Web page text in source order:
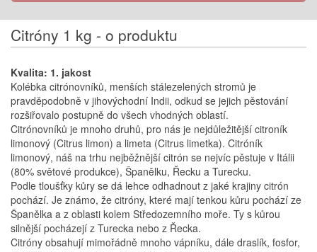
Citróny 1 kg - o produktu
Kvalita: 1. jakost
Kolébka citrónovníků, menších stálezelených stromů je
pravděpodobně v jihovýchodní Indii, odkud se jejich pěstování
rozšiřovalo postupně do všech vhodných oblastí.
Citrónovníků je mnoho druhů, pro nás je nejdůležitější citroník
limonový (Citrus limon) a limeta (Citrus limetka). Citróník
limonový, náš na trhu nejběžnější citrón se nejvíc pěstuje v Itálii
(80% světové produkce), Španělku, Řecku a Turecku.
Podle tloušťky kůry se dá lehce odhadnout z jaké krajiny citrón
pochází. Je známo, že citróny, které mají tenkou kůru pochází ze
Španělka a z oblasti kolem Středozemního moře. Ty s kůrou
silnější pocházejí z Turecka nebo z Řecka.
Citróny obsahují mimořádně mnoho vápníku, dále draslík, fosfor,